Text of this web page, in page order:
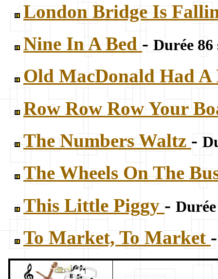
London Bridge Is
Nine In A Bed - Durée 86
Old MacDonald Had
Row Row Row Your
The Numbers Waltz -
The Wheels On The
This Little Piggy -
To Market, To Market